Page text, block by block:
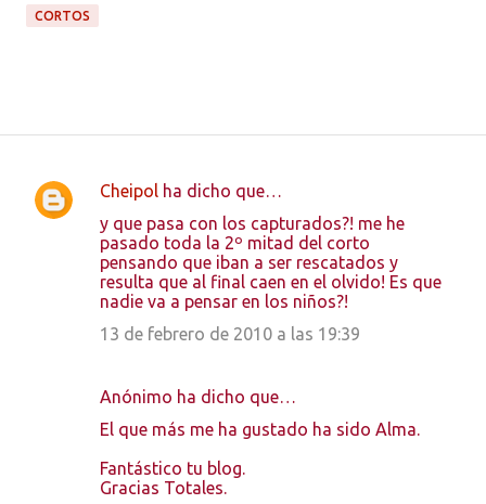
CORTOS
C
Cheipol ha dicho que…
y que pasa con los capturados?! me he
pasado toda la 2º mitad del corto
pensando que iban a ser rescatados y
resulta que al final caen en el olvido! Es que
nadie va a pensar en los niños?!
13 de febrero de 2010 a las 19:39
Anónimo ha dicho que…
El que más me ha gustado ha sido Alma.
Fantástico tu blog.
Gracias Totales.